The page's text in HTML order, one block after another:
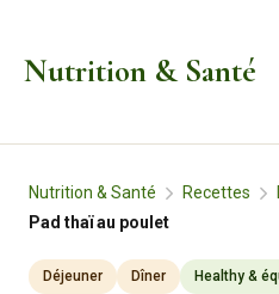
Nutrition & Santé
Nutrition & Santé Recettes
Pad thaï au poulet
Déjeuner Dîner Healthy &